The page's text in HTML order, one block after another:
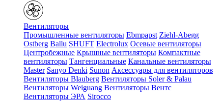
Вентиляторы
Промышленные вентиляторы Ebmpapst Ziehl-Abegg
Ostberg Ballu SHUFT Electrolux Осевые вентиляторы
Центробежные Крышные вентиляторы Компактные
вентиляторы Тангенциальные Канальные вентиляторы
Master Sanyo Denki Sunon Аксессуары для вентиляторов
Вентиляторы Blauberg Вентиляторы Soler & Palau
Вентиляторы Weiguang Вентиляторы Вентс
Вентиляторы ЭРА Sirocco